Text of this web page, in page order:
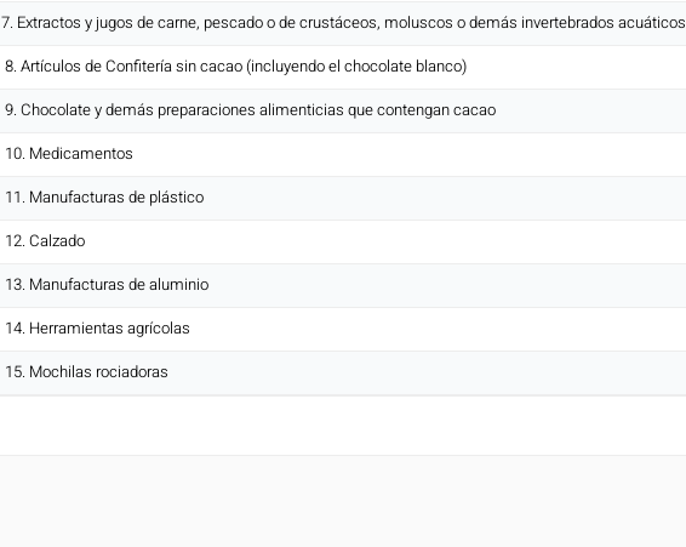
7. Extractos y jugos de carne, pescado o de crustáceos, moluscos o demás invertebrados acuáticos
8. Artículos de Confitería sin cacao (incluyendo el chocolate blanco)
9. Chocolate y demás preparaciones alimenticias que contengan cacao
10. Medicamentos
11. Manufacturas de plástico
12. Calzado
13. Manufacturas de aluminio
14. Herramientas agrícolas
15. Mochilas rociadoras